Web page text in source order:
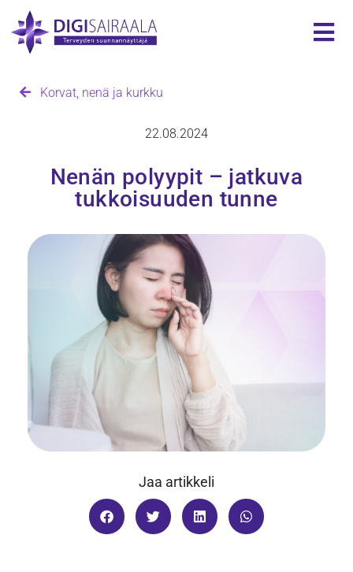
Korvat, nenä ja kurkku
22.08.2024
Nenän polyypit – jatkuva
tukkoisuuden tunne
Jaa artikkeli